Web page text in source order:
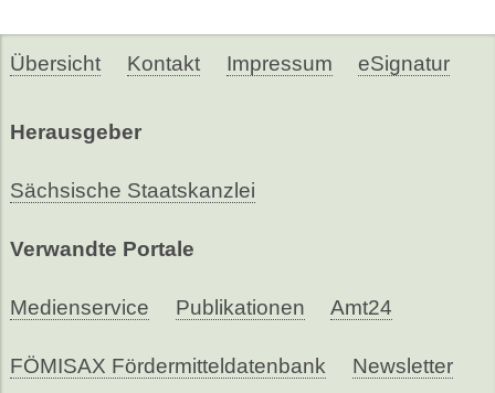
Übersicht Kontakt Impressum eSignatur
Herausgeber
Sächsische Staatskanzlei
Verwandte Portale
Medienservice Publikationen Amt24
FÖMISAX Fördermitteldatenbank Newsletter